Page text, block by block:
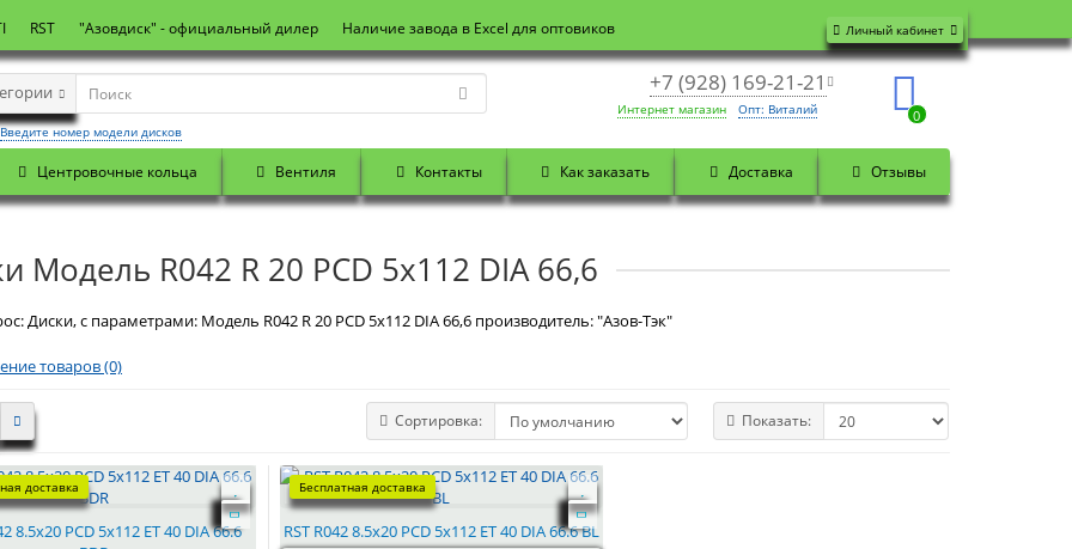
Личный кабинет
RST "Азовдиск" - официальный дилер Наличие завода в Excel для оптовиков
+7 (928) 169-21-21
Интернет магазин Опт: Виталий 0
Введите номер модели дисков
Центровочные кольца Вентиля Контакты Как заказать Доставка Отзывы
Модель R042 R 20 PCD 5x112 DIA 66,6
Диски, с параметрами: Модель R042 R 20 PCD 5x112 DIA 66,6 производитель: "Азов-Тэк"
товаров (0)
Сортировка: Показать:
доставка
8.5x20 PCD 5x112 ET 40 DIA 66.6
Бесплатная доставка
RST R042 8.5x20 PCD 5x112 ET 40 DIA 66.6 BL